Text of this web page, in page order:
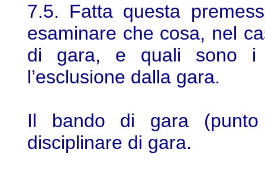
7.5. Fatta questa
esaminare che cosa, nel
di gara, e quali sono i
l’esclusione dalla gara.
Il bando di gara
disciplinare di gara.